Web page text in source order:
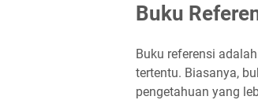
Buku
Buku referensi
tertentu. Biasanya,
pengetahuan yang